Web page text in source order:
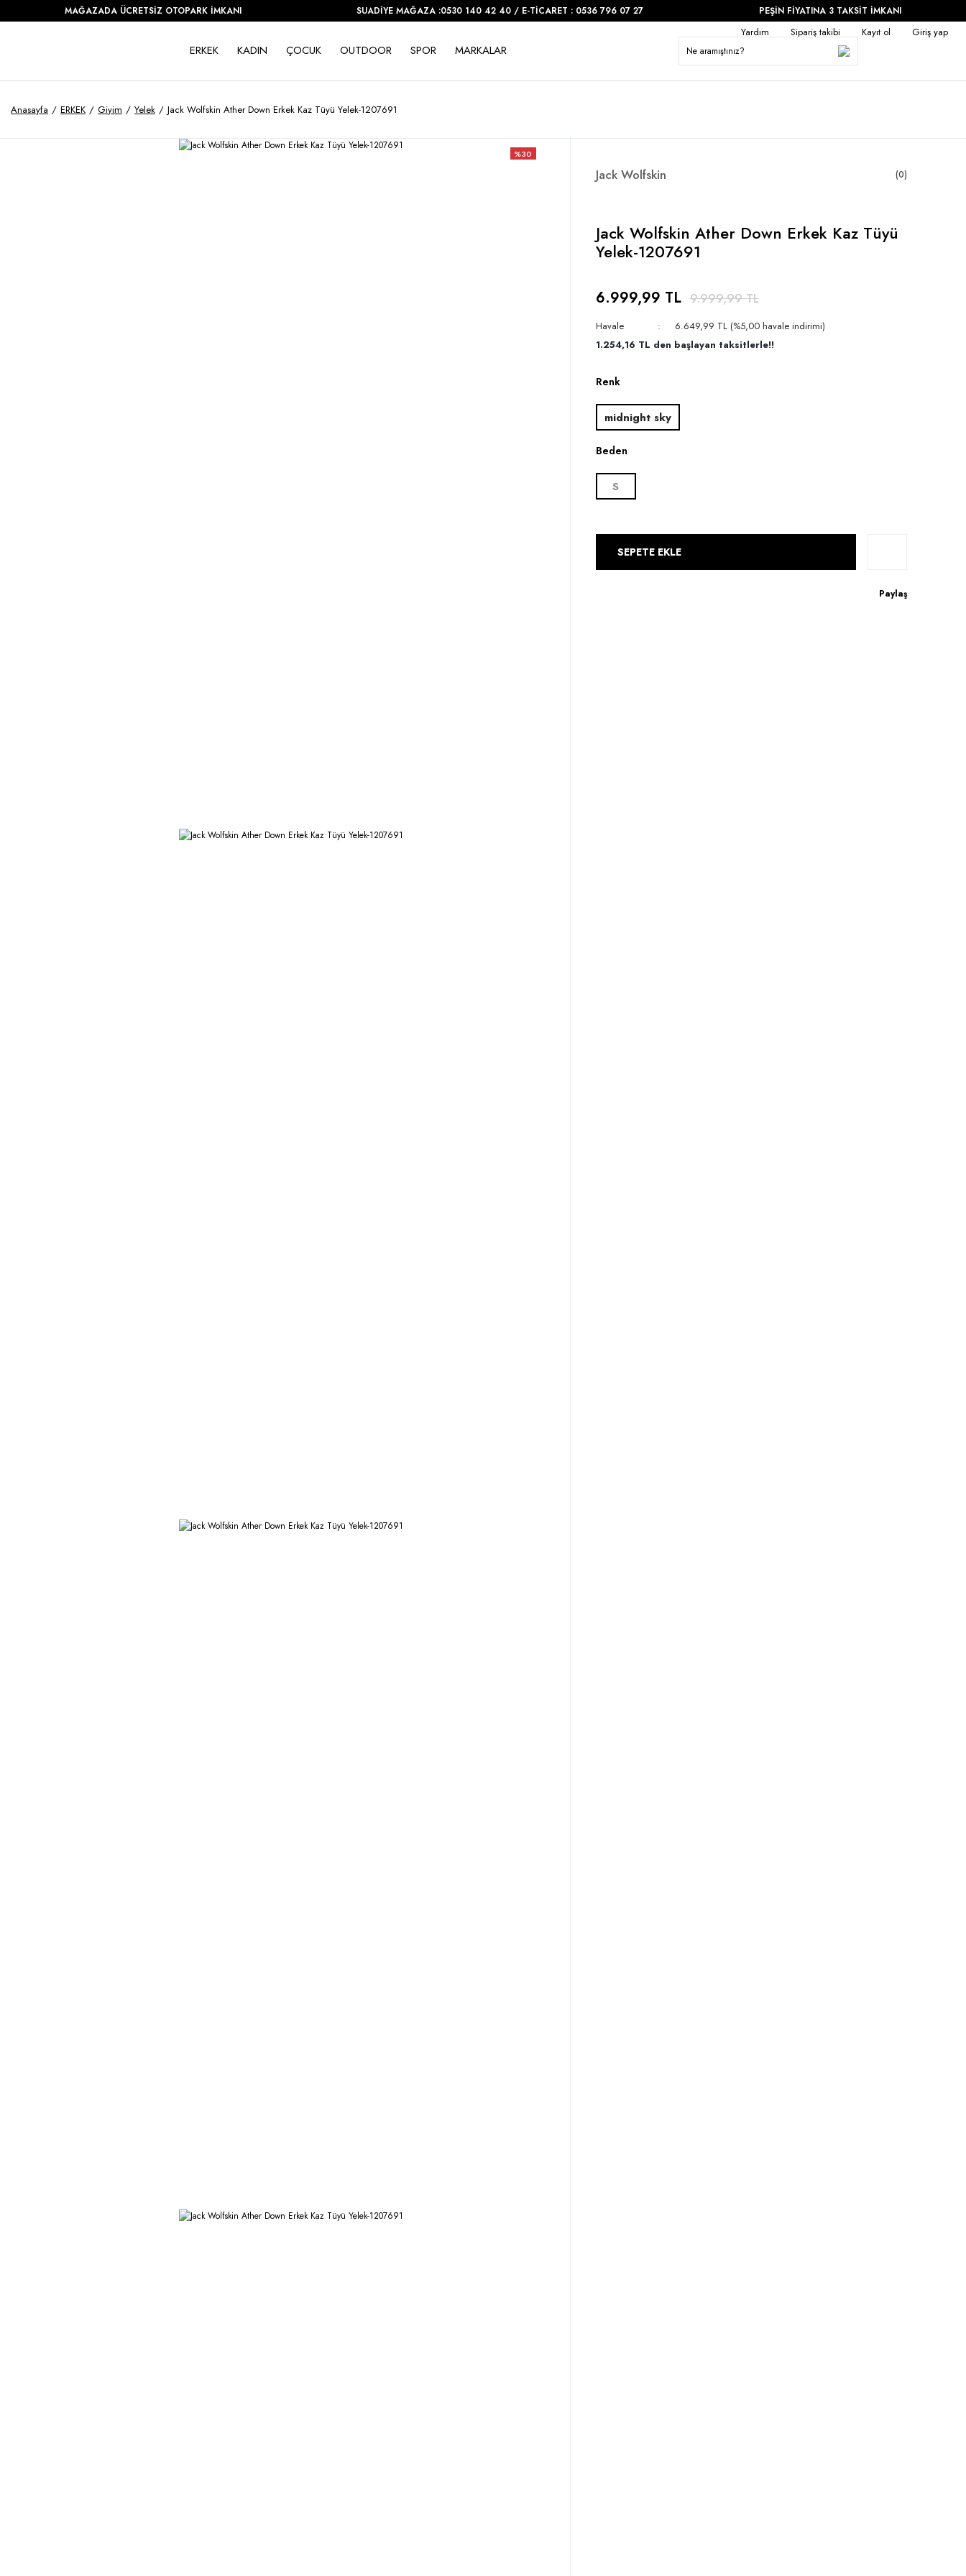
MAĞAZADA ÜCRETSİZ OTOPARK İMKANI SUADİYE MAĞAZA :0530 140 42 40 / E-TİCARET : 0536 796 07 27 PEŞİN FİYATINA 3 TAKSİT İMKANI
ERKEK KADIN ÇOCUK OUTDOOR SPOR MARKALAR
Yardım Sipariş takibi Kayıt ol Giriş yap
Anasayfa ERKEK Giyim Yelek Jack Wolfskin Ather Down Erkek Kaz Tüyü Yelek-1207691
%30
Jack Wolfskin (0)
Jack Wolfskin Ather Down Erkek Kaz Tüyü
Yelek-1207691
6.999,99 TL 9.999,99 TL
Havale
6.649,99 TL (%5,00 havale indirimi)
1.254,16 TL den başlayan taksitlerle!!
Renk
midnight sky
Beden
S
SEPETE EKLE
Paylaş